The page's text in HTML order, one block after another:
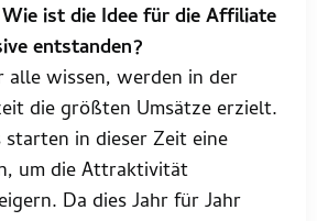
Wie ist die Idee für die Affiliate
entstanden?
alle wissen, werden in der
die größten Umsätze erzielt.
in dieser Zeit eine
um die Attraktivität
Da dies Jahr für Jahr